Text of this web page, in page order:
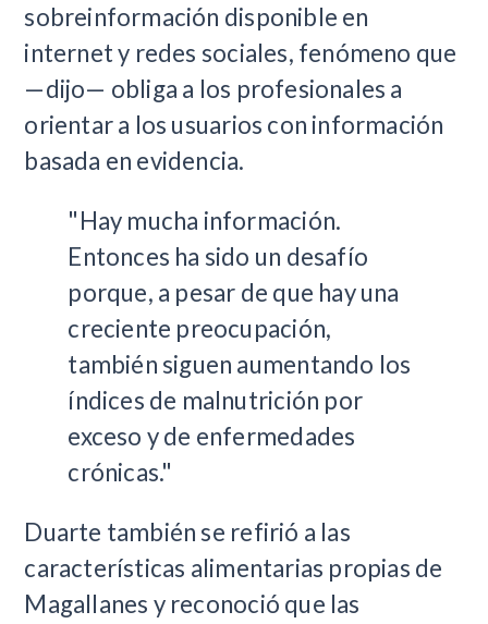
sobreinformación disponible en
internet y redes sociales, fenómeno que
—dijo— obliga a los profesionales a
orientar a los usuarios con información
basada en evidencia.
"Hay mucha información.
Entonces ha sido un desafío
porque, a pesar de que hay una
creciente preocupación,
también siguen aumentando los
índices de malnutrición por
exceso y de enfermedades
crónicas."
Duarte también se refirió a las
características alimentarias propias de
Magallanes y reconoció que las